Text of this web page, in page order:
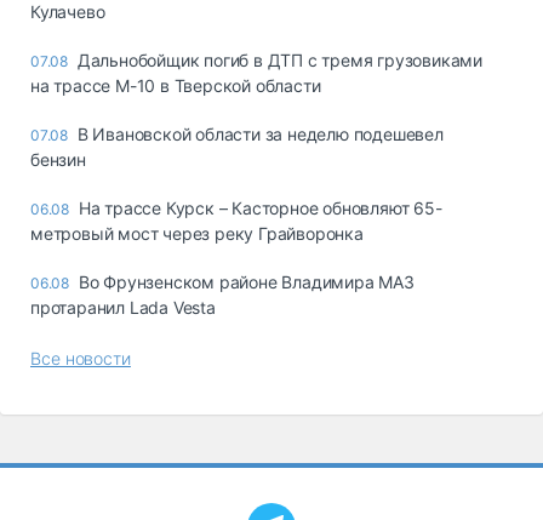
Кулачево
07.08 Дальнобойщик погиб в ДТП с тремя грузовиками
на трассе М-10 в Тверской области
07.08 В Ивановской области за неделю подешевел
бензин
06.08 На трассе Курск – Касторное обновляют 65-
метровый мост через реку Грайворонка
06.08 Во Фрунзенском районе Владимира МАЗ
протаранил Lada Vesta
Все новости